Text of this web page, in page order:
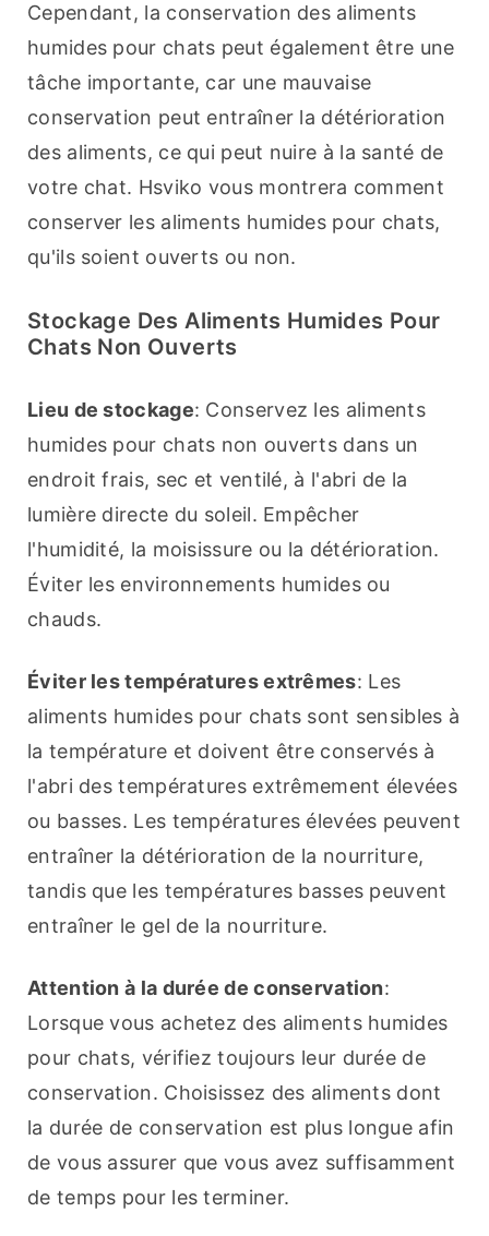
Cependant, la conservation des aliments
humides pour chats peut également être une
tâche importante, car une mauvaise
conservation peut entraîner la détérioration
des aliments, ce qui peut nuire à la santé de
votre chat. Hsviko vous montrera comment
conserver les aliments humides pour chats,
qu'ils soient ouverts ou non.
Stockage Des Aliments Humides Pour
Chats Non Ouverts
Lieu de stockage: Conservez les aliments
humides pour chats non ouverts dans un
endroit frais, sec et ventilé, à l'abri de la
lumière directe du soleil. Empêcher
l'humidité, la moisissure ou la détérioration.
Éviter les environnements humides ou
chauds.
Éviter les températures extrêmes: Les
aliments humides pour chats sont sensibles à
la température et doivent être conservés à
l'abri des températures extrêmement élevées
ou basses. Les températures élevées peuvent
entraîner la détérioration de la nourriture,
tandis que les températures basses peuvent
entraîner le gel de la nourriture.
Attention à la durée de conservation:
Lorsque vous achetez des aliments humides
pour chats, vérifiez toujours leur durée de
conservation. Choisissez des aliments dont
la durée de conservation est plus longue afin
de vous assurer que vous avez suffisamment
de temps pour les terminer.